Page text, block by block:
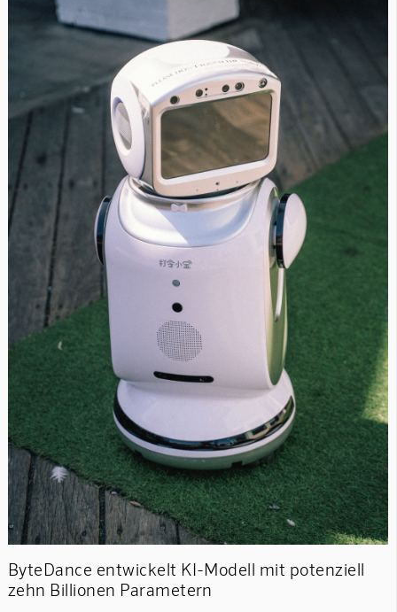
ByteDance entwickelt KI-Modell mit potenziell
zehn Billionen Parametern